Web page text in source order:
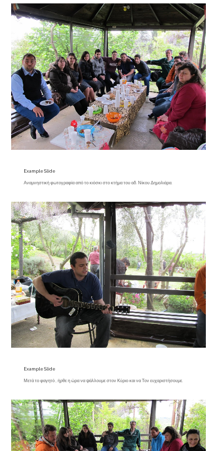
Example Slide
Αναμνηστική φωτογραφία από το κιόσκι στο κτήμα του αδ. Νίκου Δημολιάρα.
Example Slide
Μετά το φαγητό , ήρθε η ώρα να ψάλλουμε στον Κύριο και να Τον ευχαριστήσουμε.